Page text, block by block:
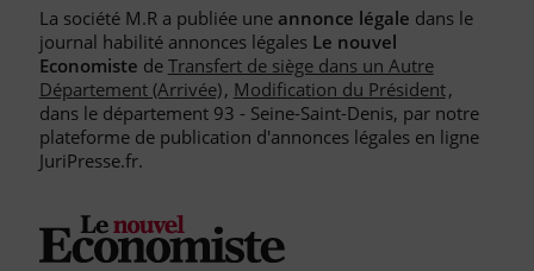
Départements pour la Publication d'Annonces Légales
Liste des Greffes
Liste des CCI
Le Blog pour les Entreprises
Nous Contacter
La société M.R a publiée une annonce légale dans le
journal habilité annonces légales Le nouvel
Economiste deTransfert de siège dans un Autre
Département (Arrivée), Modification du Président,
dans le département 93 - Seine-Saint-Denis, par notre
plateforme de publication d'annonces légales en ligne
JuriPresse.fr.